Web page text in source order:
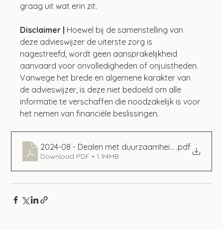
graag uit wat erin zit.
Disclaimer | Hoewel bij de samenstelling van
deze advieswijzer de uiterste zorg is
nagestreefd, wordt geen aansprakelijkheid
aanvaard voor onvolledigheden of onjuistheden.
Vanwege het brede en algemene karakter van
de advieswijzer, is deze niet bedoeld om alle
informatie te verschaffen die noodzakelijk is voor
het nemen van financiële beslissingen.
2024-08 - Dealen met duurzaamheid in het mkb
.pdf
Download PDF • 1.94MB